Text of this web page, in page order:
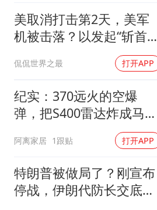
美取消打击第2天，美军
机被击落？以发起“斩首行
侃侃世界之最 打开APP
纪实：370远火的空爆
弹，把S400雷达炸成马蜂
窝，靶标惨状让台军急眼
了
阿离家居 1跟贴 打开APP
特朗普被做局了？刚宣布
停战，伊朗代防长交底，